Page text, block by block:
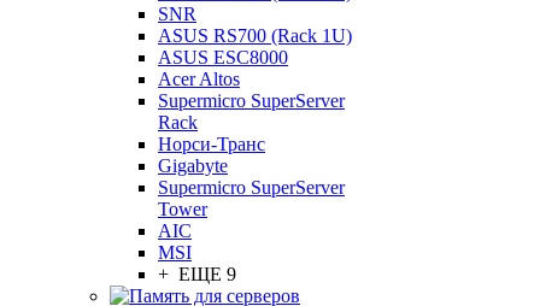
SNR
ASUS RS700 (Rack 1U)
ASUS ESC8000
Acer Altos
Supermicro SuperServer
Rack
Норси-Транс
Gigabyte
Supermicro SuperServer
Tower
AIC
MSI
+ ЕЩЕ 9